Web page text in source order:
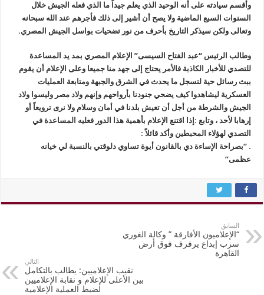
وأقسم سيادته على أنه الوحيد الذي يعلم جيداً ما الذي فعله الجيش خلال
السنوات السبع الماضية ولا يصح أن أشير إلى ذلك فأجرهم عند الله سبحانه
وتعالى ولكن سيذكر التاريخ بأحرف من نور تضحيات بواسل الجيش المصري.
وطالب الرئيس “عبد الفتاح السيسى” الإعلام المصري بمد يد المساعدة
للتصدي للأخبار الكاذبة فالأمر يحتاج إلى جهد منا جميعا وعلى الإعلام أن يقوم
ببث رسائل حية لتسجل ما يحدث في الشرق والجبهة ومتابعة العمليات
العسكرية ليشاهدوا كيف يضحي جنودنا بأرواحهم وإنهم ولاد مصر وليسوا ولاد
الجيش والشرطة من أجل أن تعيش بلدنا في أمان وسلام ولا نرى ترويعاً أو
إرهابا لأحد ، وتابع :إذا اقتنع الإعلام بأهمية هذا الدور فعليه المساعدة في
التصدي لهؤلاء المحبطين وأكد قائلاً :
. “بصراحة الإساءة دي بالقانون أيوة تساوي دلوقتي بالنسبة لي خيانه
عظمى”
السابق
“الإعلاميون الأفارقة ” وكالة الغوري
سرب إبداع يرفرف فوق أرض
القاهرة
التالي
نقيب الإعلاميين: يطالب بالتكامل
بين الأعلى للإعلام و نقابة الإعلاميين
لضبط العملية الإعلامية